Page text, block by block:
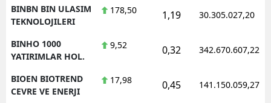
BINBN BIN ULASIM
TEKNOLOJILERI
178,50 1,19 30.305.027,20
BINHO 1000
YATIRIMLAR HOL.
9,52 0,32 342.670.607,22
BIOEN BIOTREND
CEVRE VE ENERJI
17,98 0,45 141.150.059,27